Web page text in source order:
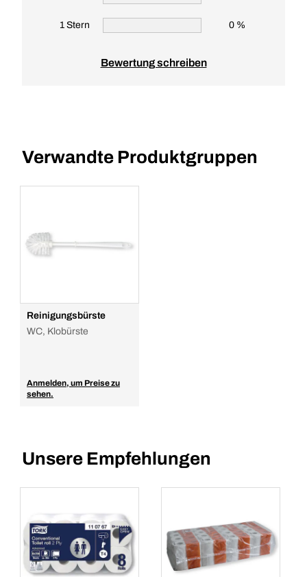
1 Stern 0 %
Bewertung schreiben
Verwandte Produktgruppen
Reinigungsbürste
WC, Klobürste
Anmelden, um Preise zu
sehen.
Unsere Empfehlungen